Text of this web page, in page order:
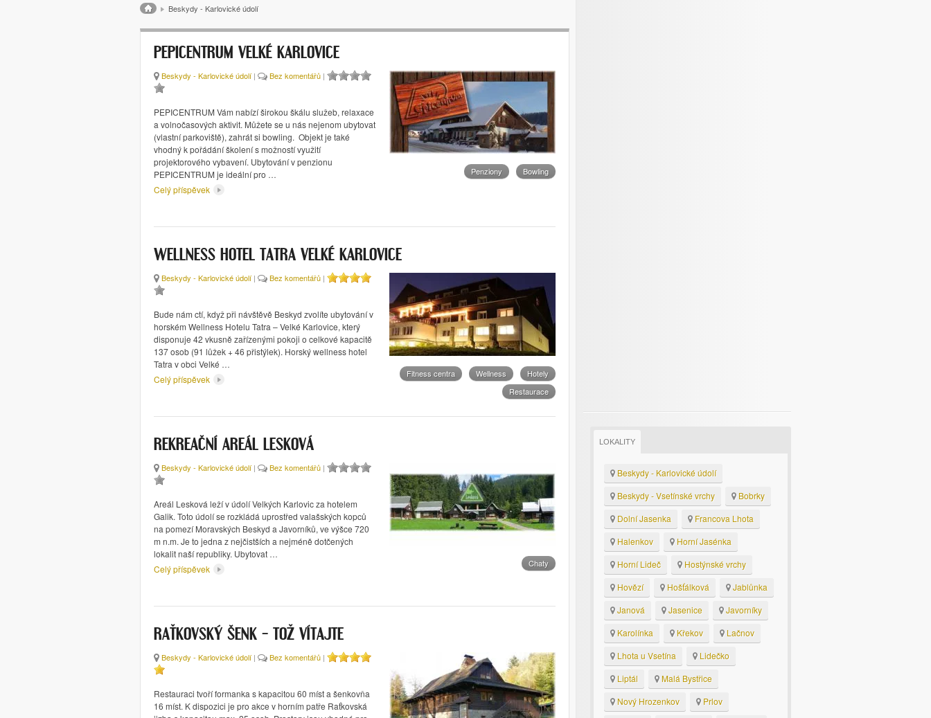
Drobečková navigace
Beskydy - Karlovické údolí
PEPICENTRUM VELKÉ KARLOVICE
Penziony Bowling
Beskydy - Karlovické údolí | Bez komentářů |
PEPICENTRUM Vám nabízí širokou škálu služeb, relaxace
a volnočasových aktivit. Můžete se u nás nejenom ubytovat
(vlastní parkoviště), zahrát si bowling. Objekt je také
vhodný k pořádání školení s možností využití
projektorového vybavení. Ubytování v penzionu
PEPICENTRUM je ideální pro …
Celý příspěvek
WELLNESS HOTEL TATRA VELKÉ KARLOVICE
Fitness centra Wellness
Hotely
Restaurace
Beskydy - Karlovické údolí | Bez komentářů |
Bude nám ctí, když při návštěvě Beskyd zvolíte ubytování v
horském Wellness Hotelu Tatra – Velké Karlovice, který
disponuje 42 vkusně zařízenými pokoji o celkové kapacitě
137 osob (91 lůžek + 46 přistýlek). Horský wellness hotel
Tatra v obci Velké …
Celý příspěvek
REKREAČNÍ AREÁL LESKOVÁ
Chaty
Beskydy - Karlovické údolí | Bez komentářů |
Areál Lesková leží v údolí Velkých Karlovic za hotelem
Galik. Toto údolí se rozkládá uprostřed valašských kopců
na pomezí Moravských Beskyd a Javorníků, ve výšce 720
m n.m. Je to jedna z nejčistších a nejméně dotčených
lokalit naší republiky. Ubytovat …
Celý příspěvek
RAŤKOVSKÝ ŠENK – TOŽ VÍTAJTE
Beskydy - Karlovické údolí | Bez komentářů |
Restauraci tvoří formanka s kapacitou 60 míst a šenkovňa
16 míst. K dispozici je pro akce v horním patře Raťkovská
LOKALITY
Beskydy - Karlovické údolí
Beskydy - Vsetínské vrchy
Bobrky
Dolní Jasenka
Francova Lhota
Halenkov
Horní Jasénka
Horní Lideč
Hostýnské vrchy
Hovězí
Hošťálková
Jablůnka
Janová
Jasenice
Javorníky
Karolínka
Křekov
Lačnov
Lhota u Vsetína
Lidečko
Liptál
Malá Bystřice
Nový Hrozenkov
Prlov